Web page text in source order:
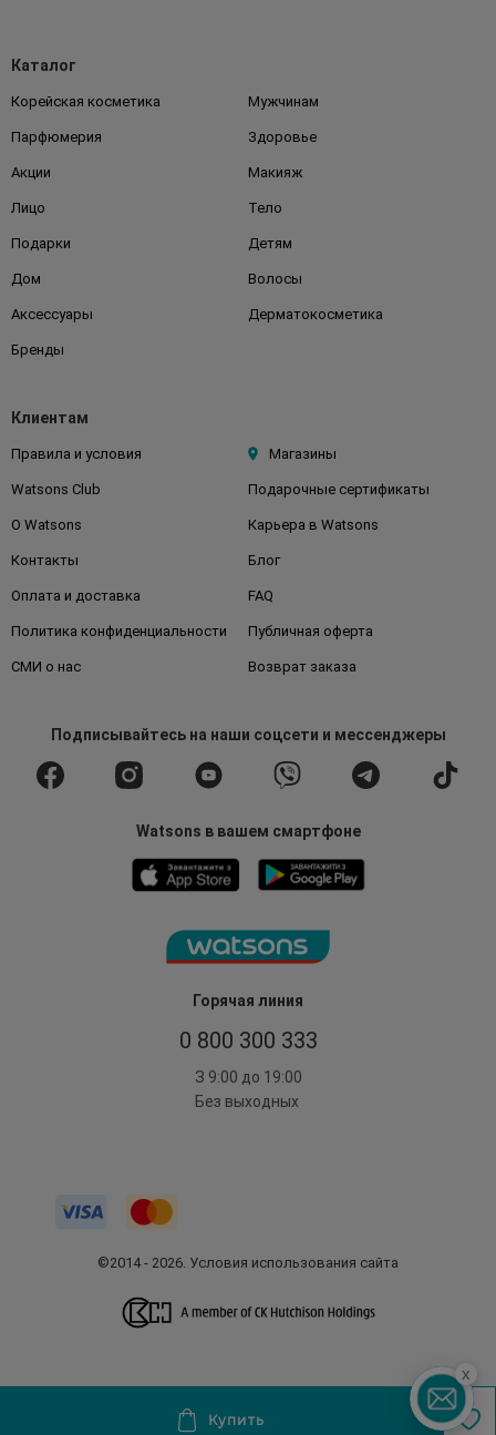
Горячая линия
0 800 300 333
З 9:00 до 19:00
Без выходных
Каталог
Корейская косметика Мужчинам
Парфюмерия Здоровье
Акции Макияж
Лицо Тело
Подарки Детям
Дом Волосы
Аксессуары Дерматокосметика
Бренды
Клиентам
Правила и условия Магазины
Watsons Club Подарочные сертификаты
О Watsons Карьера в Watsons
Контакты Блог
Оплата и доставка FAQ
Политика конфиденциальности Публичная оферта
СМИ о нас Возврат заказа
Подписывайтесьна наши соцсети и мессенджеры
Watsons в вашем смартфоне
©2014 - 2026. Условия использования сайта
x